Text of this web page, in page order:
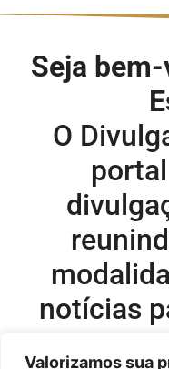
Valorizamos sua
Seja
O
notícias